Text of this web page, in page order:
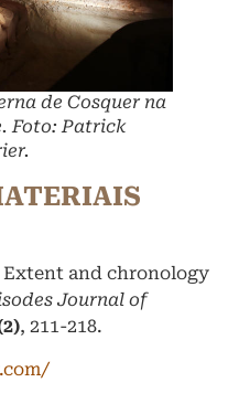
de Cosquer na
Foto: Patrick
Extent and chronology
Journal of
, 211-218.